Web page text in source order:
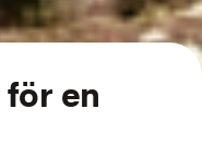
för en